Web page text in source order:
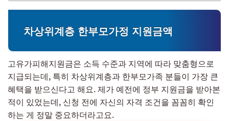
차상위계층 한부모가정 지원금액
고유가피해지원금은 소득 수준과 지역에 따라 맞춤형으로
지급되는데, 특히 차상위계층과 한부모가족 분들이 가장 큰
혜택을 받으신다고 해요. 제가 예전에 정부 지원금을 받아본
적이 있었는데, 신청 전에 자신의 자격 조건을 꼼꼼히 확인
하는 게 정말 중요하더라고요.